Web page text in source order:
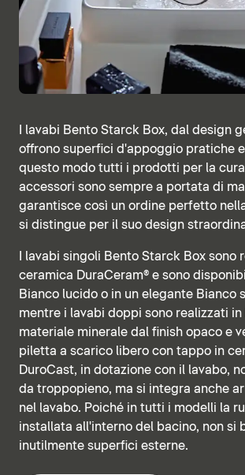
I lavabi Bento Starck Box, dal design
offrono superfici d'appoggio pratiche
questo modo tutti i prodotti per la
accessori sono sempre a portata di
garantisce così un ordine perfetto
si distingue per il suo design
I lavabi singoli Bento Starck Box sono
ceramica DuraCeram® e sono
Bianco lucido o in un elegante Bianco
mentre i lavabi doppi sono realizzati in
materiale minerale dal finish opaco e
piletta a scarico libero con tappo in
DuroCast, in dotazione con il lavabo,
da troppopieno, ma si integra anche
nel lavabo. Poiché in tutti i modelli la
installata all'interno del bacino, non si
inutilmente superfici esterne.